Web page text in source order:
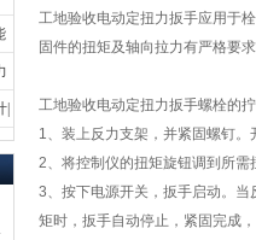
|
工地验收电动定扭力扳手应用于
固件的扭矩及轴向拉力有严格要
工地验收电动定扭力扳手螺栓的
1、装上反力支架，并紧固螺钉
2、将控制仪的扭矩旋钮调到所
3、按下电源开关，扳手启动。
矩时，扳手自动停止，紧固完成